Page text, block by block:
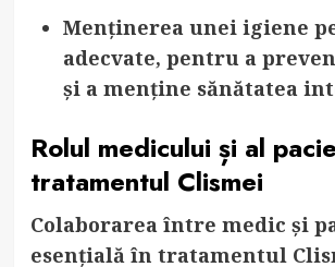
Menținerea unei igiene
adecvate, pentru a
și a menține sănătatea
Rolul medicului și al
tratamentul Clismei
Colaborarea între medic și
esențială în tratamentul